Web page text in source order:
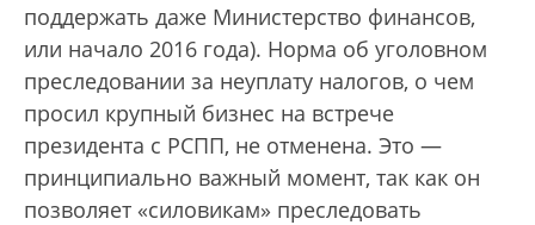
поддержать даже Министерство финансов,
или начало 2016 года). Норма об уголовном
преследовании за неуплату налогов, о чем
просил крупный бизнес на встрече
президента с РСПП, не отменена. Это —
принципиально важный момент, так как он
позволяет «силовикам» преследовать